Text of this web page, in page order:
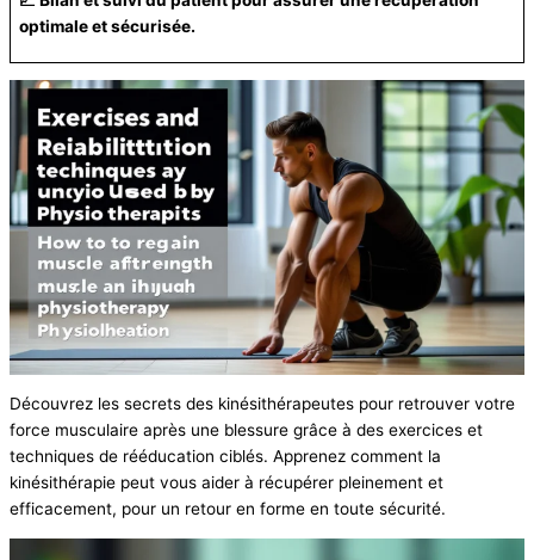
optimale et sécurisée.
Découvrez les secrets des kinésithérapeutes pour retrouver votre
force musculaire après une blessure grâce à des exercices et
techniques de rééducation ciblés. Apprenez comment la
kinésithérapie peut vous aider à récupérer pleinement et
efficacement, pour un retour en forme en toute sécurité.